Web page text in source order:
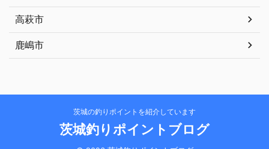
高萩市
鹿嶋市
茨城の釣りポイントを紹介しています
茨城釣りポイントブログ